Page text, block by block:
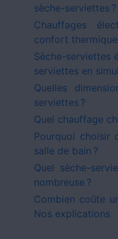
sèche-serviettes ?
Chauffages
confort thermique
Sèche-serviettes
serviettes en
Quelles
serviettes ?
Quel chauffage
Pourquoi choisir
salle de bain ?
Quel sèche-
nombreuse ?
Combien coûte
Nos explications